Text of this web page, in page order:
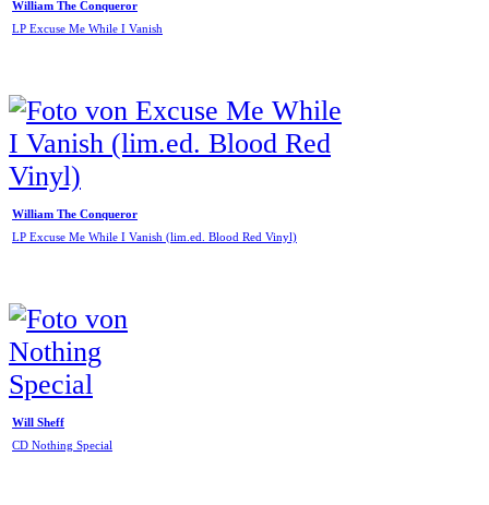
William The Conqueror
LP Excuse Me While I Vanish
William The Conqueror
LP Excuse Me While I Vanish (lim.ed. Blood Red Vinyl)
Will Sheff
CD Nothing Special